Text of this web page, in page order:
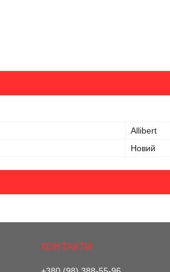
Allibert
Новий